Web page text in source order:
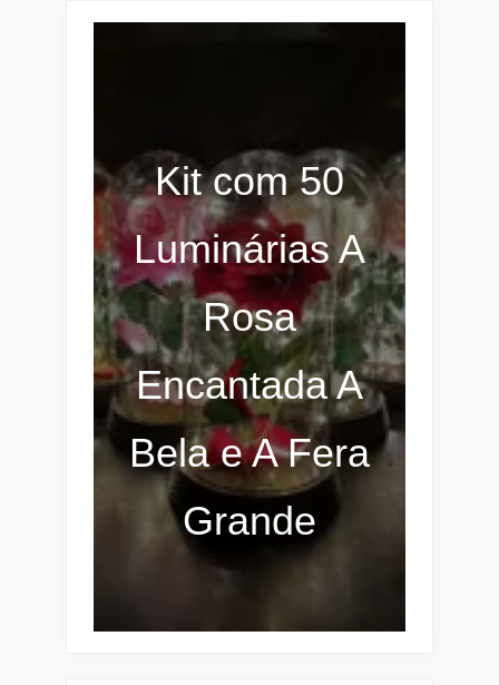
Kit com 50
Luminárias A
Rosa
Encantada A
Bela e A Fera
Grande